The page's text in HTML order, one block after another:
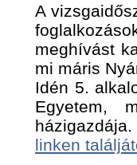
A
meghívást
mi máris
Idén 5.
Egyetem,
linken